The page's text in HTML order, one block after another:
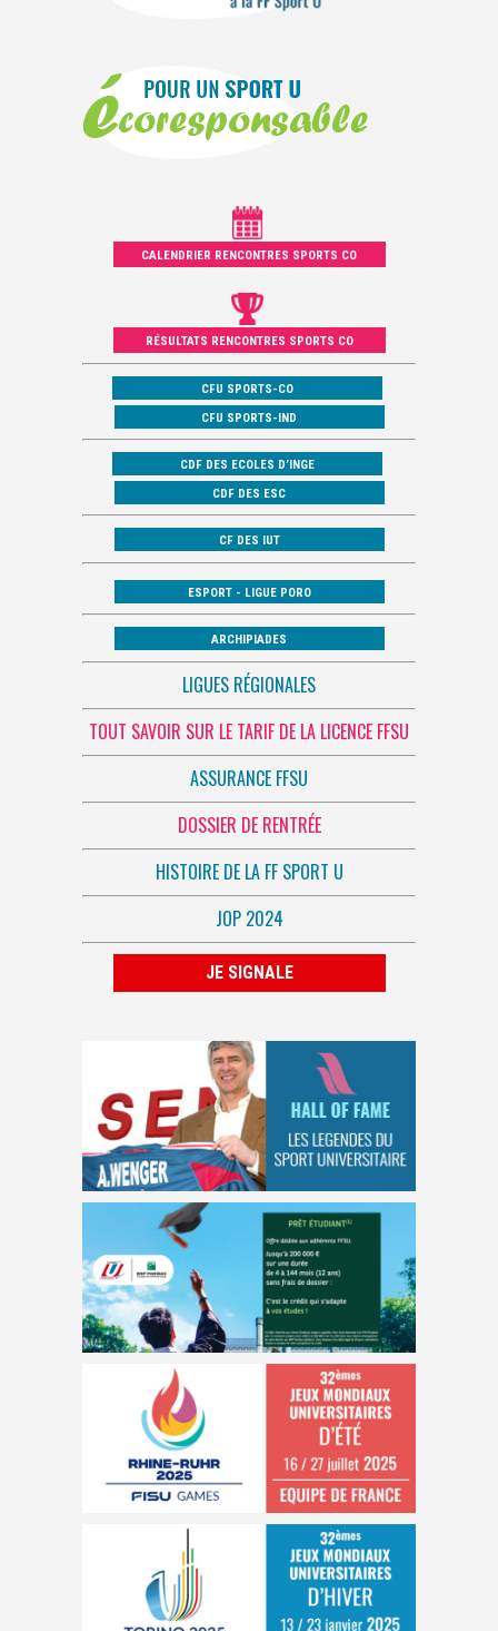
CALENDRIER RENCONTRES SPORTS CO
RÉSULTATS RENCONTRES SPORTS CO
CFU SPORTS-CO
CFU SPORTS-IND
CDF DES ECOLES D’INGE
CDF DES ESC
CF DES IUT
ESPORT - LIGUE PORO
ARCHIPIADES
LIGUES RÉGIONALES
TOUT SAVOIR SUR LE TARIF DE LA LICENCE FFSU
ASSURANCE FFSU
DOSSIER DE RENTRÉE
HISTOIRE DE LA FF SPORT U
JOP 2024
JE SIGNALE